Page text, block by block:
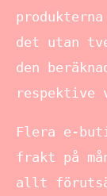
det utan
den
respektive
Flera e-
frakt på
allt